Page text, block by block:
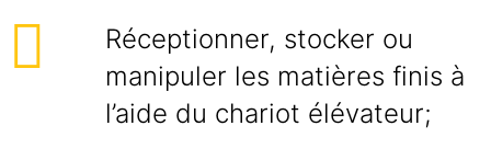
Réceptionner, stocker ou
manipuler les matières finis à
l’aide du chariot élévateur;